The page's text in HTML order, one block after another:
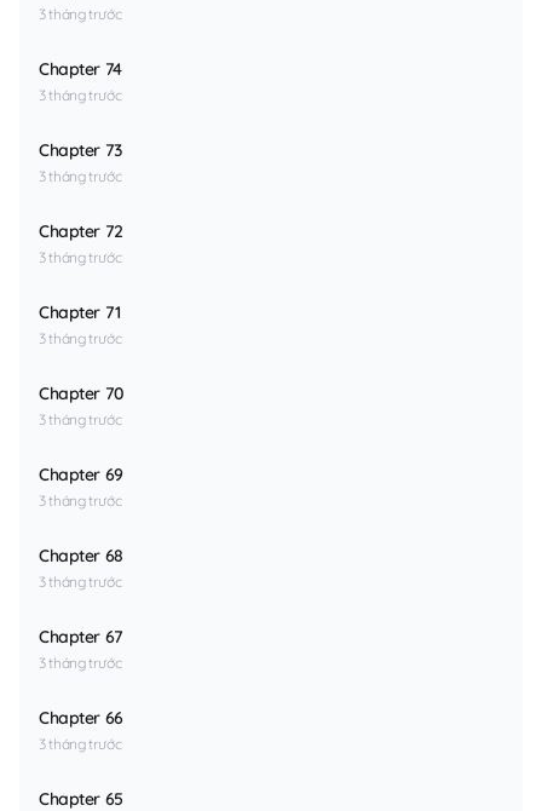
3 tháng trước
Chapter 74
3 tháng trước
Chapter 73
3 tháng trước
Chapter 72
3 tháng trước
Chapter 71
3 tháng trước
Chapter 70
3 tháng trước
Chapter 69
3 tháng trước
Chapter 68
3 tháng trước
Chapter 67
3 tháng trước
Chapter 66
3 tháng trước
Chapter 65